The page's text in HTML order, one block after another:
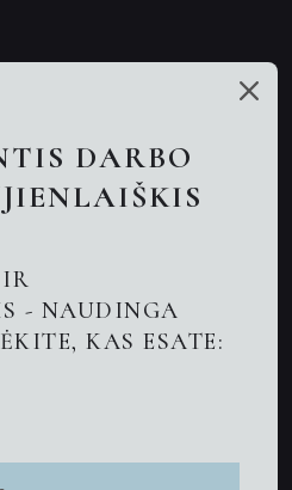
Kaune
DARBO
- NAUDINGA
KAS ESATE: